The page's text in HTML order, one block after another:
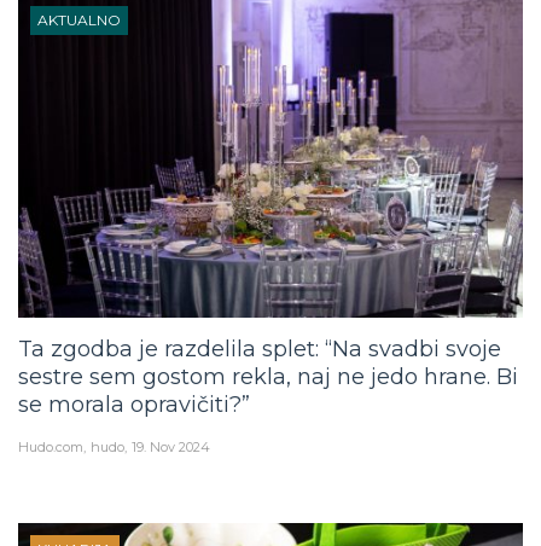
AKTUALNO
Ta zgodba je razdelila splet: “Na svadbi svoje
sestre sem gostom rekla, naj ne jedo hrane. Bi
se morala opravičiti?”
Hudo.com hudo 19. Nov 2024